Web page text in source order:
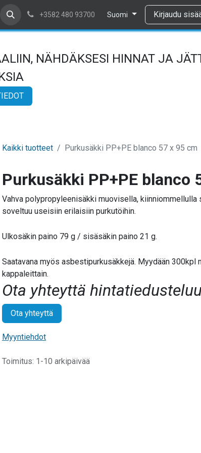
Artikkelit Myyntiehdot Tietosuojaseloste
+3582 480 93700 Suomi Kirjaudu
NÄHDÄKSESI HINNAT JA
Kaikki tuotteet Purkusäkki PP+PE blanco 57 x 95 cm
Purkusäkki PP+PE blanco
Vahva polypropyleenisäkki muovisella, kiinniommellulla
soveltuu useisiin erilaisiin purkutöihin.
Ulkosäkin paino 79 g / sisäsäkin paino 21 g.
Saatavana myös asbestipurkusäkkejä. Myydään 300kpl
kappaleittain.
Ota yhteyttä
Ota yhteyttä
Myyntiehdot
Toimitus: 1-10 arkipäivää